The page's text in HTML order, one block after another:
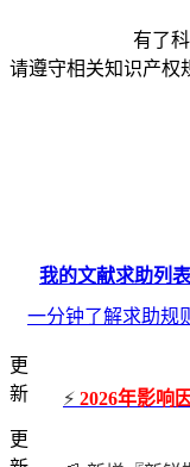
有了
请遵守相关知识产权
我的文献求助列表
一分钟了解求助规
更
新
⚡ 2026年影响
更